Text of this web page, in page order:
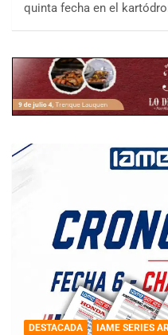
quinta fecha en el
DESTACADA IAME SERIES